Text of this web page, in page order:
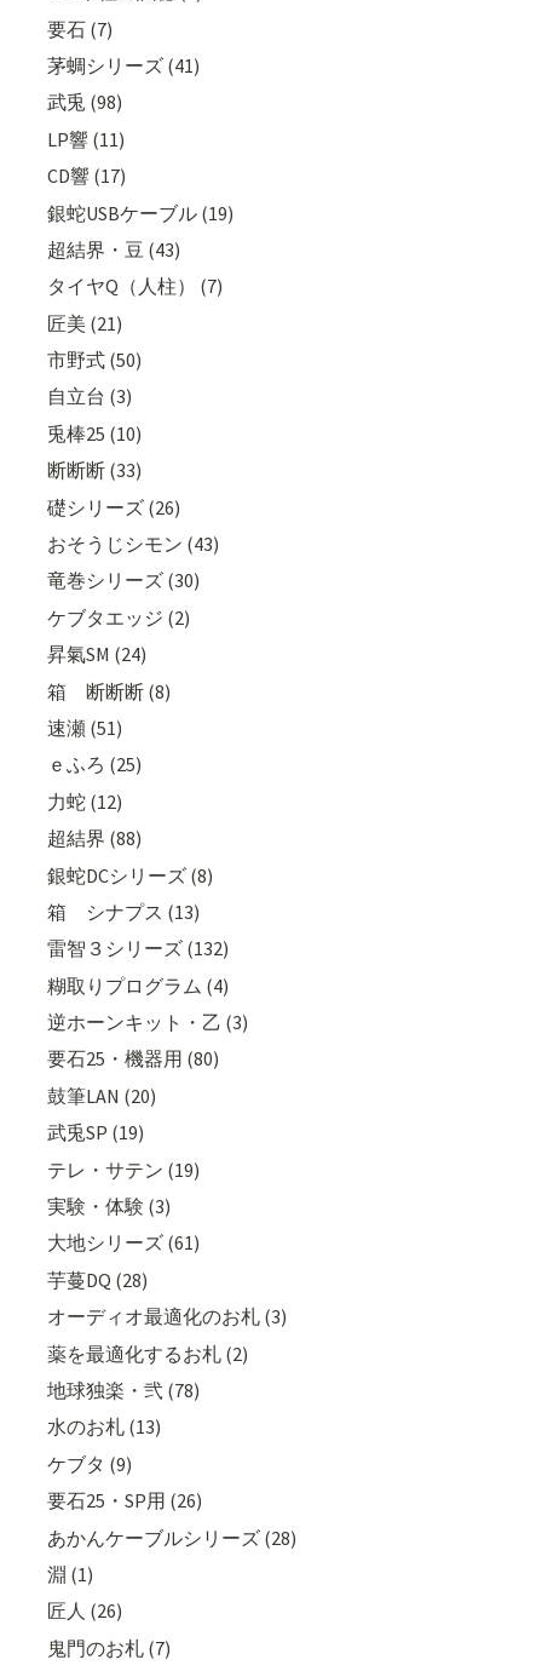
要石 (7)
茅蜩シリーズ (41)
武兎 (98)
LP響 (11)
CD響 (17)
銀蛇USBケーブル (19)
超結界・豆 (43)
タイヤQ（人柱） (7)
匠美 (21)
市野式 (50)
自立台 (3)
兎棒25 (10)
断断断 (33)
礎シリーズ (26)
おそうじシモン (43)
竜巻シリーズ (30)
ケブタエッジ (2)
昇氣SM (24)
箱 断断断 (8)
速瀬 (51)
ｅふろ (25)
力蛇 (12)
超結界 (88)
銀蛇DCシリーズ (8)
箱 シナプス (13)
雷智３シリーズ (132)
糊取りプログラム (4)
逆ホーンキット・乙 (3)
要石25・機器用 (80)
鼓筆LAN (20)
武兎SP (19)
テレ・サテン (19)
実験・体験 (3)
大地シリーズ (61)
芋蔓DQ (28)
オーディオ最適化のお札 (3)
薬を最適化するお札 (2)
地球独楽・弐 (78)
水のお札 (13)
ケブタ (9)
要石25・SP用 (26)
あかんケーブルシリーズ (28)
淵 (1)
匠人 (26)
鬼門のお札 (7)